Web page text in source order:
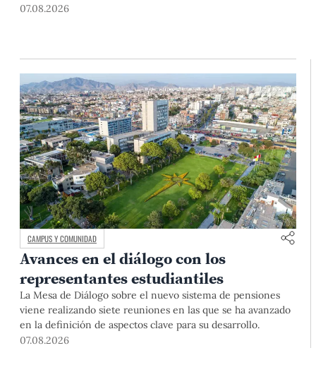
Mariana Rondón y Marité Ugás, y planteó un llamado de
07.08.2026
CAMPUS Y COMUNIDAD
Avances en el diálogo con los
representantes estudiantiles
La Mesa de Diálogo sobre el nuevo sistema de pensiones
viene realizando siete reuniones en las que se ha avanzado
en la definición de aspectos clave para su desarrollo.
07.08.2026